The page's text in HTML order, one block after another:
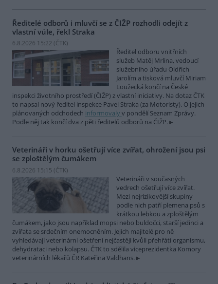
Ředitelé odborů i mluvčí se z ČIŽP rozhodli odejít z
vlastní vůle, řekl Straka
6.8.2026 15:22 (ČTK)
Ředitel odboru vnitřních
služeb Matěj Mrlina, vedoucí
služebního úřadu Oldřich
Jarolím a tisková mluvčí Miriam
Loužecká končí na České
inspekci životního prostředí (ČIŽP) z vlastní iniciativy. Na dotaz ČTK
to napsal nový ředitel inspekce Pavel Straka (za Motoristy). O jejich
plánovaných odchodech informovaly v pondělí Seznam Zprávy.
Podle něj tak končí dva z pěti ředitelů odborů na ČIŽP.
Veterináři v horku ošetřují více zvířat, ohrožení jsou psi
se zploštělým čumákem
6.8.2026 15:15 (ČTK)
Veterináři v současných
vedrech ošetřují více zvířat.
Mezi nejrizikovější skupiny
podle nich patří plemena psů s
krátkou lebkou a zploštělým
čumákem, jako jsou například mopsi nebo buldočci, starší jedinci a
zvířata se srdečním onemocněním. Jejich majitelé pro ně
vyhledávají veterinární ošetření nejčastěji kvůli přehřátí organismu,
dehydrataci nebo kolapsu. ČTK to sdělila viceprezidentka Komory
veterinárních lékařů ČR Kateřina Valdhans.